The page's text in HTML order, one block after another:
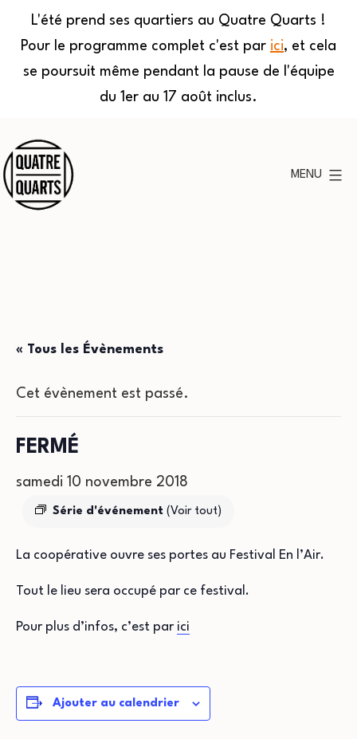
L'été prend ses quartiers au Quatre Quarts !
Pour le programme complet c'est par ici, et cela
se poursuit même pendant la pause de l'équipe
du 1er au 17 août inclus.
au
contenu
MENU
« Tous les Évènements
Cet évènement est passé.
FERMÉ
samedi 10 novembre 2018
Série d'événement (Voir tout)
La coopérative ouvre ses portes au Festival En l’Air.
Tout le lieu sera occupé par ce festival.
Pour plus d’infos, c’est par ici
Ajouter au calendrier